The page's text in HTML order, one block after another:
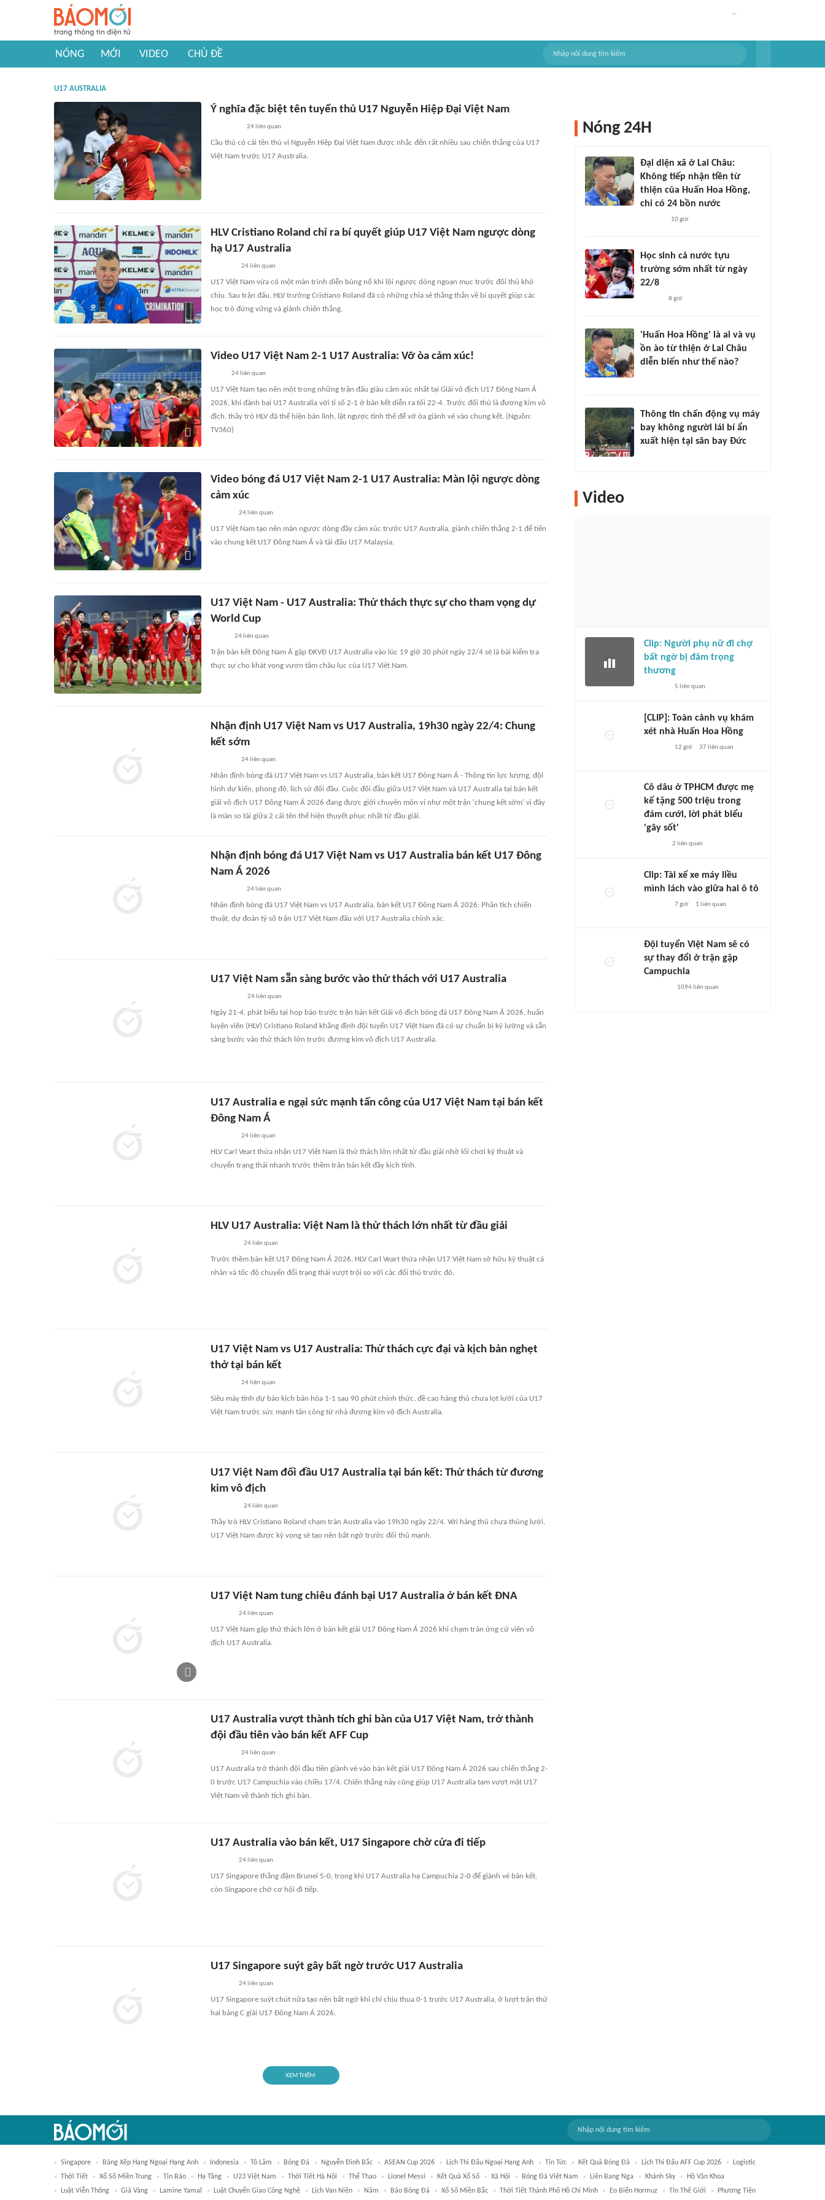
NÓNG MỚI VIDEO CHỦ ĐỀ
U17 AUSTRALIA
Ý nghĩa đặc biệt tên tuyển thủ U17 Nguyễn Hiệp Đại Việt Nam
24liên quan
Cầu thủ có cái tên thú vị Nguyễn Hiệp Đại Việt Nam được nhắc đến rất nhiều sau chiến thắng của U17
Việt Nam trước U17 Australia.
HLV Cristiano Roland chỉ ra bí quyết giúp U17 Việt Nam ngược dòng
hạ U17 Australia
24liên quan
U17 Việt Nam vừa có một màn trình diễn bùng nổ khi lội ngược dòng ngoạn mục trước đối thủ khó
chịu. Sau trận đấu, HLV trưởng Cristiano Roland đã có những chia sẻ thẳng thắn về bí quyết giúp các
học trò đứng vững và giành chiến thắng.
Video U17 Việt Nam 2-1 U17 Australia: Vỡ òa cảm xúc!
24liên quan
U17 Việt Nam tạo nên một trong những trận đấu giàu cảm xúc nhất tại Giải vô địch U17 Đông Nam Á
2026, khi đánh bại U17 Australia với tỉ số 2-1 ở bán kết diễn ra tối 22-4. Trước đối thủ là đương kim vô
địch, thầy trò HLV đã thể hiện bản lĩnh, lật ngược tình thế để vỡ òa giành vé vào chung kết. (Nguồn:
TV360)
Video bóng đá U17 Việt Nam 2-1 U17 Australia: Màn lội ngược dòng
cảm xúc
24liên quan
U17 Việt Nam tạo nên màn ngược dòng đầy cảm xúc trước U17 Australia, giành chiến thắng 2-1 để tiến
vào chung kết U17 Đông Nam Á và tái đấu U17 Malaysia.
U17 Việt Nam - U17 Australia: Thử thách thực sự cho tham vọng dự
World Cup
24 liên quan
Trận bán kết Đông Nam Á gặp ĐKVĐ U17 Australia vào lúc 19 giờ 30 phút ngày 22/4 sẽ là bài kiểm tra
thực sự cho khát vọng vươn tầm châu lục của U17 Việt Nam.
Nhận định U17 Việt Nam vs U17 Australia, 19h30 ngày 22/4: Chung
kết sớm
24liên quan
Nhận định bóng đá U17 Việt Nam vs U17 Australia, bán kết U17 Đông Nam Á - Thông tin lực lượng, đội
hình dự kiến, phong độ, lịch sử đối đầu. Cuộc đối đầu giữa U17 Việt Nam và U17 Australia tại bán kết
giải vô địch U17 Đông Nam Á 2026 đang được giới chuyên môn ví như một trận 'chung kết sớm' vì đây
là màn so tài giữa 2 cái tên thể hiện thuyết phục nhất từ đầu giải.
Nhận định bóng đá U17 Việt Nam vs U17 Australia bán kết U17 Đông
Nam Á 2026
24liên quan
Nhận định bóng đá U17 Việt Nam vs U17 Australia, bán kết U17 Đông Nam Á 2026: Phân tích chiến
thuật, dự đoán tỷ số trận U17 Việt Nam đấu với U17 Australia chính xác.
U17 Việt Nam sẵn sàng bước vào thử thách với U17 Australia
24 liên quan
Ngày 21-4, phát biểu tại họp báo trước trận bán kết Giải vô địch bóng đá U17 Đông Nam Á 2026, huấn
luyện viên (HLV) Cristiano Roland khẳng định đội tuyển U17 Việt Nam đã có sự chuẩn bị kỹ lưỡng và sẵn
sàng bước vào thử thách lớn trước đương kim vô địch U17 Australia.
U17 Australia e ngại sức mạnh tấn công của U17 Việt Nam tại bán kết
Đông Nam Á
24liên quan
HLV Carl Veart thừa nhận U17 Việt Nam là thử thách lớn nhất từ đầu giải nhờ lối chơi kỹ thuật và
chuyển trạng thái nhanh trước thềm trận bán kết đầy kịch tính.
HLV U17 Australia: Việt Nam là thử thách lớn nhất từ đầu giải
24 liên quan
Trước thềm bán kết U17 Đông Nam Á 2026, HLV Carl Veart thừa nhận U17 Việt Nam sở hữu kỹ thuật cá
nhân và tốc độ chuyển đổi trạng thái vượt trội so với các đối thủ trước đó.
U17 Việt Nam vs U17 Australia: Thử thách cực đại và kịch bản nghẹt
thở tại bán kết
24liên quan
Siêu máy tính dự báo kịch bản hòa 1-1 sau 90 phút chính thức, đề cao hàng thủ chưa lọt lưới của U17
Việt Nam trước sức mạnh tấn công từ nhà đương kim vô địch Australia.
U17 Việt Nam đối đầu U17 Australia tại bán kết: Thử thách từ đương
kim vô địch
24 liên quan
Thầy trò HLV Cristiano Roland chạm trán Australia vào 19h30 ngày 22/4. Với hàng thủ chưa thủng lưới,
U17 Việt Nam được kỳ vọng sẽ tạo nên bất ngờ trước đối thủ mạnh.
U17 Việt Nam tung chiêu đánh bại U17 Australia ở bán kết ĐNA
24liên quan
U17 Việt Nam gặp thử thách lớn ở bán kết giải U17 Đông Nam Á 2026 khi chạm trán ứng cử viên vô
địch U17 Australia.
U17 Australia vượt thành tích ghi bàn của U17 Việt Nam, trở thành
đội đầu tiên vào bán kết AFF Cup
24liên quan
U17 Australia trở thành đội đầu tiên giành vé vào bán kết giải U17 Đông Nam Á 2026 sau chiến thắng 2-
0 trước U17 Campuchia vào chiều 17/4. Chiến thắng này cũng giúp U17 Australia tạm vượt mặt U17
Việt Nam về thành tích ghi bàn.
U17 Australia vào bán kết, U17 Singapore chờ cửa đi tiếp
24liên quan
U17 Singapore thắng đậm Brunei 5-0, trong khi U17 Australia hạ Campuchia 2-0 để giành vé bán kết,
còn Singapore chờ cơ hội đi tiếp.
U17 Singapore suýt gây bất ngờ trước U17 Australia
24liên quan
U17 Singapore suýt chút nữa tạo nên bất ngờ khi chỉ chịu thua 0-1 trước U17 Australia, ở lượt trận thứ
hai bảng C giải U17 Đông Nam Á 2026.
XEM THÊM
Nóng 24H
Đại diện xã ở Lai Châu:
Không tiếp nhận tiền từ
thiện của Huấn Hoa Hồng,
chỉ có 24 bồn nước
10 giờ
Học sinh cả nước tựu
trường sớm nhất từ ngày
22/8
8 giờ
'Huấn Hoa Hồng' là ai và vụ
ồn ào từ thiện ở Lai Châu
diễn biến như thế nào?
Thông tin chấn động vụ máy
bay không người lái bí ẩn
xuất hiện tại sân bay Đức
Video
Clip: Người phụ nữ đi chợ
bất ngờ bị đâm trọng
thương
5 liên quan
[CLIP]: Toàn cảnh vụ khám
xét nhà Huấn Hoa Hồng
12 giờ 37liên quan
Cô dâu ở TPHCM được mẹ
kế tặng 500 triệu trong
đám cưới, lời phát biểu
'gây sốt'
2 liên quan
Clip: Tài xế xe máy liều
mình lách vào giữa hai ô tô
7 giờ 1 liên quan
Đội tuyển Việt Nam sẽ có
sự thay đổi ở trận gặp
Campuchia
1094 liên quan
Singapore Bảng Xếp Hạng Ngoại Hạng Anh Indonesia Tô Lâm Bóng Đá Nguyễn Đình Bắc ASEAN Cup 2026 Lịch Thi Đấu Ngoại Hạng Anh Tin Tức Kết Quả Bóng Đá Lịch Thi Đấu AFF Cup 2026
Logistic
Thời Tiết
Xổ Số Miền Trung Tin Bão Hạ Tầng U23 Việt Nam Thời Tiết Hà Nội Thể Thao Lionel Messi Kết Quả Xổ Số Xã Hội Bóng Đá Việt Nam Liên Bang Nga Khánh Sky
Hồ Văn Khoa
Luật Viễn Thông
Giá Vàng Lamine Yamal Luật Chuyển Giao Công Nghệ Lịch Vạn Niên Năm Báo Bóng Đá Xổ Số Miền Bắc Thời Tiết Thành Phố Hồ Chí Minh Eo Biển Hormuz Tin Thế Giới Phương Tiện